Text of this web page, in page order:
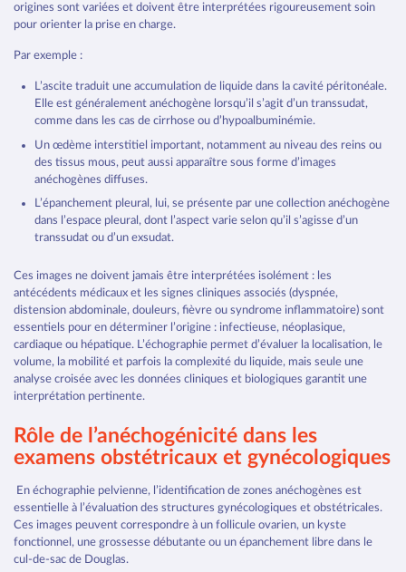
origines sont variées et doivent être interprétées rigoureusement soin
pour orienter la prise en charge.
Par exemple :
L’ascite traduit une accumulation de liquide dans la cavité péritonéale.
Elle est généralement anéchogène lorsqu’il s’agit d’un transsudat,
comme dans les cas de cirrhose ou d’hypoalbuminémie.
Un œdème interstitiel important, notamment au niveau des reins ou
des tissus mous, peut aussi apparaître sous forme d’images
anéchogènes diffuses.
L’épanchement pleural, lui, se présente par une collection anéchogène
dans l’espace pleural, dont l’aspect varie selon qu’il s’agisse d’un
transsudat ou d’un exsudat.
Ces images ne doivent jamais être interprétées isolément : les
antécédents médicaux et les signes cliniques associés (dyspnée,
distension abdominale, douleurs, fièvre ou syndrome inflammatoire) sont
essentiels pour en déterminer l’origine : infectieuse, néoplasique,
cardiaque ou hépatique. L’échographie permet d’évaluer la localisation, le
volume, la mobilité et parfois la complexité du liquide, mais seule une
analyse croisée avec les données cliniques et biologiques garantit une
interprétation pertinente.
Rôle de l’anéchogénicité dans les
examens obstétricaux et gynécologiques
En échographie pelvienne, l’identification de zones anéchogènes est
essentielle à l’évaluation des structures gynécologiques et obstétricales.
Ces images peuvent correspondre à un follicule ovarien, un kyste
fonctionnel, une grossesse débutante ou un épanchement libre dans le
cul-de-sac de Douglas.